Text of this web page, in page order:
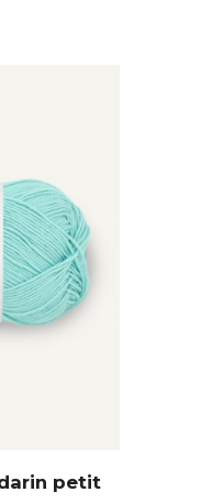
petit